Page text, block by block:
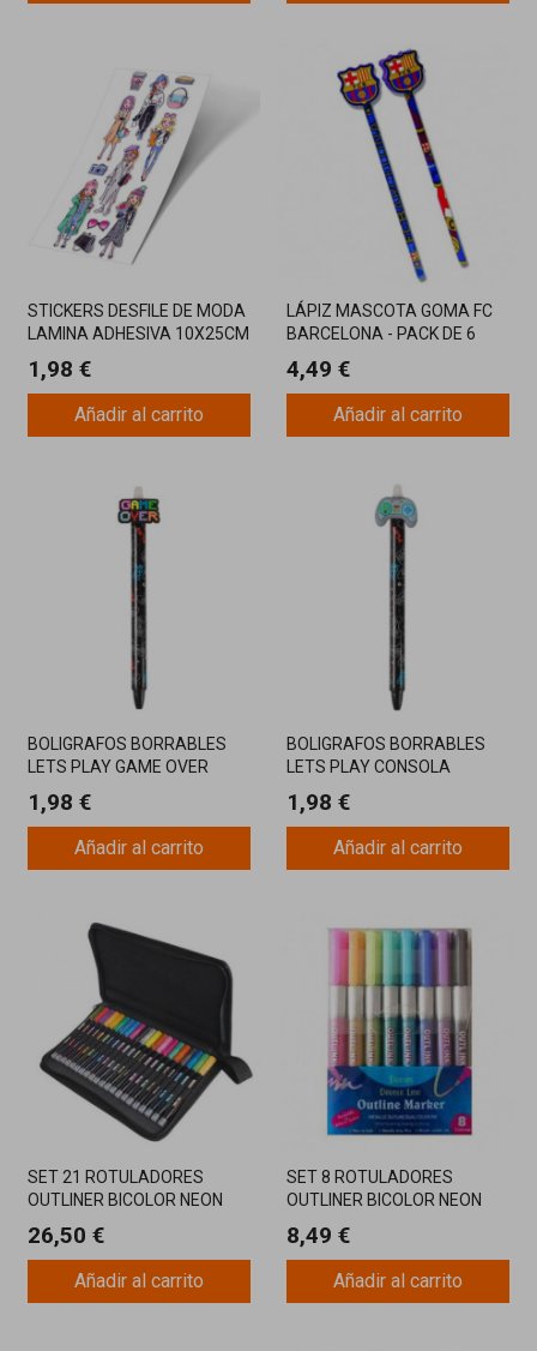
STICKERS DESFILE DE MODA
LAMINA ADHESIVA 10X25CM
1,98 €
Añadir al carrito
LÁPIZ MASCOTA GOMA FC
BARCELONA - PACK DE 6
4,49 €
Añadir al carrito
BOLIGRAFOS BORRABLES
LETS PLAY GAME OVER
1,98 €
Añadir al carrito
BOLIGRAFOS BORRABLES
LETS PLAY CONSOLA
1,98 €
Añadir al carrito
SET 21 ROTULADORES
OUTLINER BICOLOR NEON
26,50 €
Añadir al carrito
SET 8 ROTULADORES
OUTLINER BICOLOR NEON
8,49 €
Añadir al carrito